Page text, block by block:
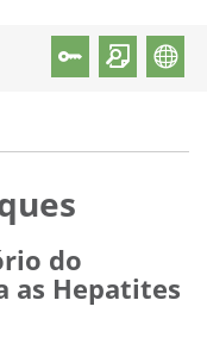
do
as Hepatites